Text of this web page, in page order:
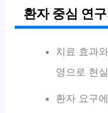
환자 중심 연
치료 효과
영으로 현
환자 요구